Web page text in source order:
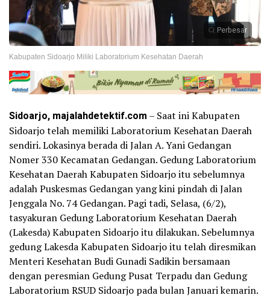
Perbesar
Kabupaten Sidoarjo Miliki Laboratorium Kesehatan Daerah
Sidoarjo, majalahdetektif.com – Saat ini Kabupaten
Sidoarjo telah memiliki Laboratorium Kesehatan Daerah
sendiri. Lokasinya berada di Jalan A. Yani Gedangan
Nomer 330 Kecamatan Gedangan. Gedung Laboratorium
Kesehatan Daerah Kabupaten Sidoarjo itu sebelumnya
adalah Puskesmas Gedangan yang kini pindah di Jalan
Jenggala No. 74 Gedangan. Pagi tadi, Selasa, (6/2),
tasyakuran Gedung Laboratorium Kesehatan Daerah
(Lakesda) Kabupaten Sidoarjo itu dilakukan. Sebelumnya
gedung Lakesda Kabupaten Sidoarjo itu telah diresmikan
Menteri Kesehatan Budi Gunadi Sadikin bersamaan
dengan peresmian Gedung Pusat Terpadu dan Gedung
Laboratorium RSUD Sidoarjo pada bulan Januari kemarin.